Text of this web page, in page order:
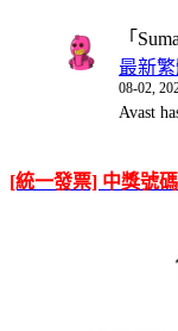
「
最新
08-02,
Avast
[統一發票] 中獎號碼